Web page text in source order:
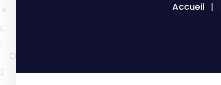
Accueil